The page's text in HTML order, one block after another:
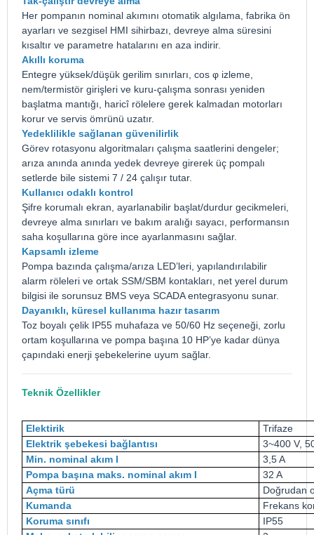
Her pompanın nominal akımını otomatik algılama, fabrika ön
ayarları ve sezgisel HMI sihirbazı, devreye alma süresini
kısaltır ve parametre hatalarını en aza indirir.
Akıllı koruma
Entegre yüksek/düşük gerilim sınırları, cos φ izleme,
nem/termistör girişleri ve kuru-çalışma sonrası yeniden
başlatma mantığı, haricî rölelere gerek kalmadan motorları
korur ve servis ömrünü uzatır.
Yedeklilikle sağlanan güvenilirlik
Görev rotasyonu algoritmaları çalışma saatlerini dengeler;
arıza anında anında yedek devreye girerek üç pompalı
setlerde bile sistemi 7 / 24 çalışır tutar.
Kullanıcı odaklı kontrol
Şifre korumalı ekran, ayarlanabilir başlat/durdur gecikmeleri,
devreye alma sınırları ve bakım aralığı sayacı, performansın
saha koşullarına göre ince ayarlanmasını sağlar.
Kapsamlı izleme
Pompa bazında çalışma/arıza LED’leri, yapılandırılabilir
alarm röleleri ve ortak SSM/SBM kontakları, net yerel durum
bilgisi ile sorunsuz BMS veya SCADA entegrasyonu sunar.
Dayanıklı, küresel kullanıma hazır tasarım
Toz boyalı çelik IP55 muhafaza ve 50/60 Hz seçeneği, zorlu
ortam koşullarına ve pompa başına 10 HP’ye kadar dünya
çapındaki enerji şebekelerine uyum sağlar.
Teknik Özellikler
Elektirik
Trifaze
Elektrik şebekesi bağlantısı
3~400 V,
Min. nominal akım I
3,5 A
Pompa başına maks. nominal akım I
32 A
Açma türü
Doğrudan
Kumanda
Frekans
Koruma sınıfı
IP55